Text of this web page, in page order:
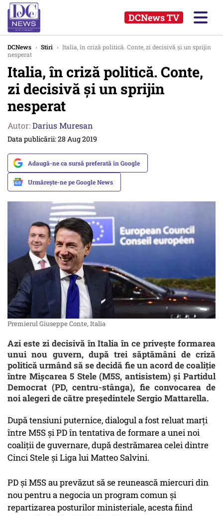
DCNews TV
DCNews › Stiri › Italia, în criză politică. Conte, zi decisivă și un sprijin
nesperat
Italia, în criză politică. Conte,
zi decisivă și un sprijin
nesperat
Autor:Darius Muresan
Data publicării: 28 Aug 2019
Adaugă-ne ca sursă preferată în Google
Urmărește-ne pe Google News
Premierul Giuseppe Conte, Italia
Azi este zi decisivă în Italia în ce priveşte formarea
unui nou guvern, după trei săptămâni de criză
politică urmând să se decidă fie un acord de coaliţie
între Mişcarea 5 Stele (M5S, antisistem) şi Partidul
Democrat (PD, centru-stânga), fie convocarea de
noi alegeri de către preşedintele Sergio Mattarella.
După tensiuni puternice, dialogul a fost reluat marţi
între M5S şi PD în tentativa de formare a unei noi
coaliţii de guvernare, după destrămarea celei dintre
Cinci Stele şi Liga lui Matteo Salvini.
PD şi M5S au prevăzut să se reunească miercuri din
nou pentru a negocia un program comun şi
repartizarea posturilor ministeriale, acesta fiind